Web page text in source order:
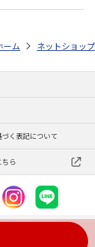
～3,000円未満
株式会社大和 同梱
ーム ネットショップ
く表記について
ら